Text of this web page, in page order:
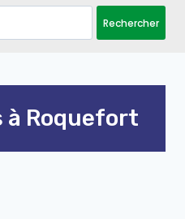
Rechercher
Roquefort